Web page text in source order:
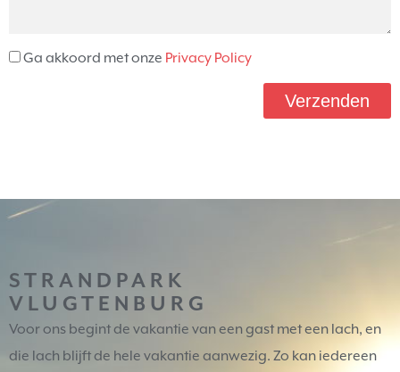
Ga akkoord met onze Privacy Policy
Verzenden
STRANDPARK
VLUGTENBURG
Voor ons begint de vakantie van een gast met een lach, en
die lach blijft de hele vakantie aanwezig. Zo kan iedereen